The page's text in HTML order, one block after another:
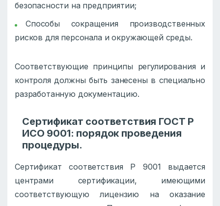
безопасности на предприятии;
Способы сокращения производственных
рисков для персонала и окружающей среды.
Соответствующие принципы регулирования и
контроля должны быть занесены в специально
разработанную документацию.
Сертификат соответствия ГОСТ Р
ИСО 9001: порядок проведения
процедуры.
Сертификат соответствия Р 9001 выдается
центрами сертификации, имеющими
соответствующую лицензию на оказание